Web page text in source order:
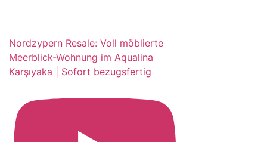
Nordzypern Resale: Voll möblierte
Meerblick-Wohnung im Aqualina
Karşıyaka | Sofort bezugsfertig